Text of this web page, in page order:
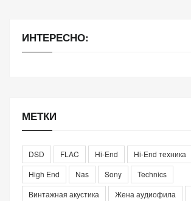
ИНТЕРЕСНО:
МЕТКИ
DSD FLAC Hi-End Hi-End техника
High End
Nas Sony
Technics
Винтажная акустика
Жена аудиофила